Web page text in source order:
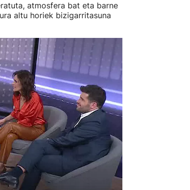
atmosfera bat eta barne
altu horiek bizigarritasuna